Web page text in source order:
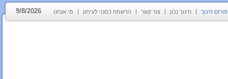
פורום חינוך חינוך נכון צור קשר הרשמה כמנוי לעיתון מי אנחנו 9/8/2026